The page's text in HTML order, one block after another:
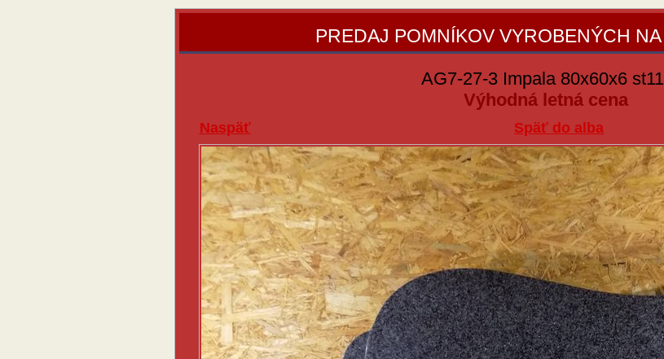
PREDAJ POMNÍKOV VYROBENÝCH
AG7-27-3 Impala 80x60x6
Výhodná letná cena
Naspäť Späť do alba